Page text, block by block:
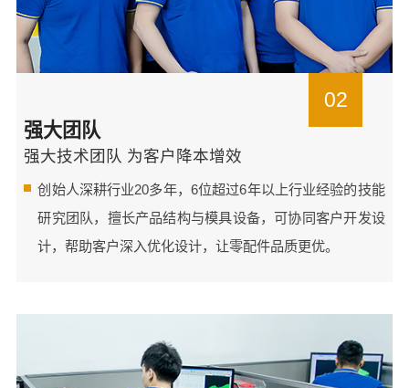
02
强大团队
强大技术团队 为客户降本增效
创始人深耕行业20多年，6位超过6年以上行业经验的技能
研究团队，擅长产品结构与模具设备，可协同客户开发设
计，帮助客户深入优化设计，让零配件品质更优。